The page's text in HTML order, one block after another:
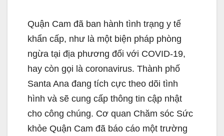
Quận Cam đã ban hành tình trạng y tế
khẩn cấp, như là một biện pháp phòng
ngừa tại địa phương đối với COVID-19,
hay còn gọi là coronavirus. Thành phố
Santa Ana đang tích cực theo dõi tình
hình và sẽ cung cấp thông tin cập nhật
cho công chúng. Cơ quan Chăm sóc Sức
khỏe Quận Cam đã báo cáo một trường